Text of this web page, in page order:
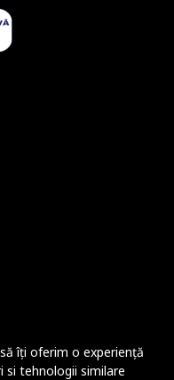
îți oferim o experiență
si tehnologii similare
Micsoreaza